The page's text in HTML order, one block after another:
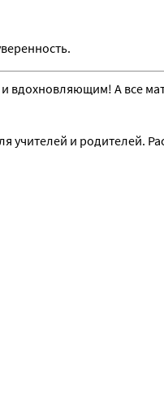
вдохновляющим! А все
учителей и родителей.